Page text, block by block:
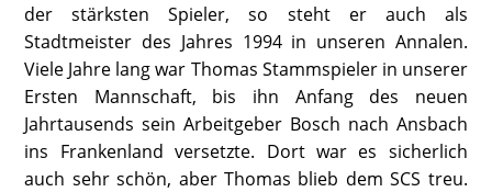
der stärksten Spieler, so steht er auch als
Stadtmeister des Jahres 1994 in unseren Annalen.
Viele Jahre lang war Thomas Stammspieler in unserer
Ersten Mannschaft, bis ihn Anfang des neuen
Jahrtausends sein Arbeitgeber Bosch nach Ansbach
ins Frankenland versetzte. Dort war es sicherlich
auch sehr schön, aber Thomas blieb dem SCS treu.